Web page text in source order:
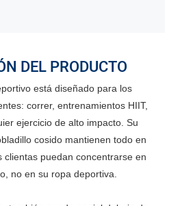
DEL PRODUCTO
está diseñado para los
correr, entrenamientos HIIT,
ejercicio de alto impacto. Su
cosido mantienen todo en
clientas puedan concentrarse en
no en su ropa deportiva.